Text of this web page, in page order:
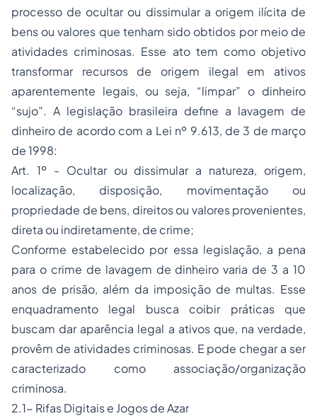
processo de ocultar ou dissimular a origem ilícita de
bens ou valores que tenham sido obtidos por meio de
atividades criminosas. Esse ato tem como objetivo
transformar recursos de origem ilegal em ativos
aparentemente legais, ou seja, “limpar” o dinheiro
“sujo”. A legislação brasileira define a lavagem de
dinheiro de acordo com a Lei nº 9.613, de 3 de março
de 1998:
Art. 1º - Ocultar ou dissimular a natureza, origem,
localização, disposição, movimentação ou
propriedade de bens, direitos ou valores provenientes,
direta ou indiretamente, de crime;
Conforme estabelecido por essa legislação, a pena
para o crime de lavagem de dinheiro varia de 3 a 10
anos de prisão, além da imposição de multas. Esse
enquadramento legal busca coibir práticas que
buscam dar aparência legal a ativos que, na verdade,
provêm de atividades criminosas. E pode chegar a ser
caracterizado como associação/organização
criminosa.
2.1- Rifas Digitais e Jogos de Azar